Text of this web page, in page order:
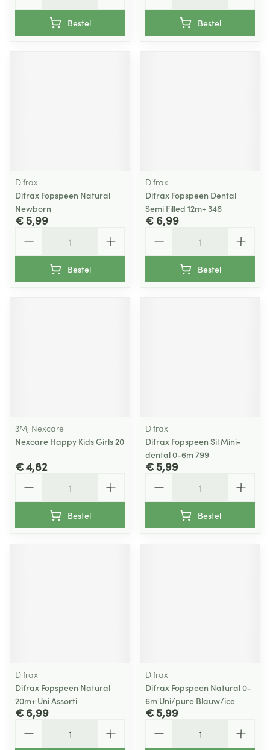
Bestel Bestel
Difrax
Difrax Fopspeen Natural
Newborn
€ 5,99
Bestel
Difrax
Difrax Fopspeen Dental
Semi Filled 12m+ 346
€ 6,99
Bestel
3M, Nexcare
Nexcare Happy Kids Girls 20
€ 4,82
Bestel
Difrax
Difrax Fopspeen Sil Mini-
dental 0-6m 799
€ 5,99
Bestel
Difrax
Difrax Fopspeen Natural
20m+ Uni Assorti
€ 6,99
Difrax
Difrax Fopspeen Natural 0-
6m Uni/pure Blauw/ice
€ 5,99